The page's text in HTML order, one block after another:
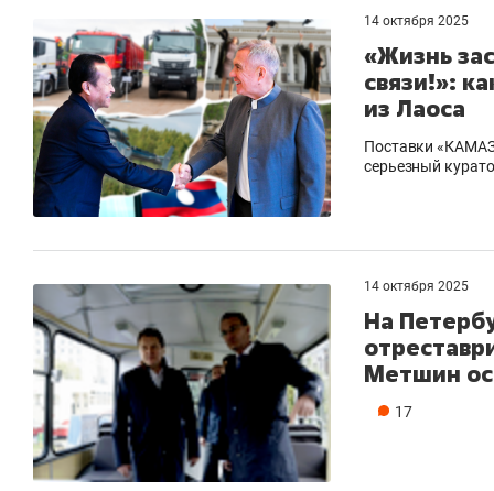
14 октября 2025
«Жизнь
связи!»:
из Лаоса
Поставки
серьезный
14 октября 2025
На
Метшин
17